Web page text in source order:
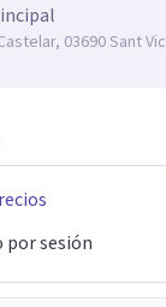
con mayor
03690 Sant
por sesión